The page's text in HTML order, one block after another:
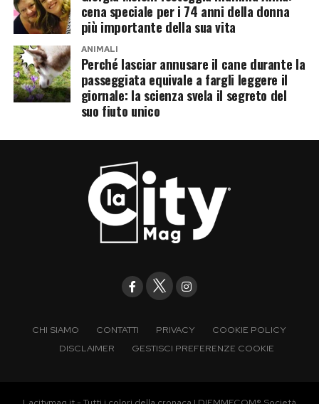
cena speciale per i 74 anni della donna
più importante della sua vita
ANIMALI
Perché lasciar annusare il cane durante la
passeggiata equivale a fargli leggere il
giornale: la scienza svela il segreto del
suo fiuto unico
CHI SIAMO CONTATTI PRIVACY
COOKIE POLICY
DISCLAIMER
GESTISCI PREFERENZE COOKIE